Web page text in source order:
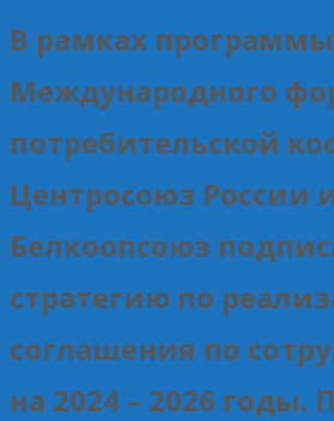
В рамках программы
Международного
потребительской
Центросоюз России
Белкоопсоюз
стратегию по
соглашения по
на 2024 – 2026 годы.